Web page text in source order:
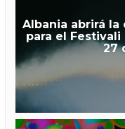
Albania abrirá
para el
27